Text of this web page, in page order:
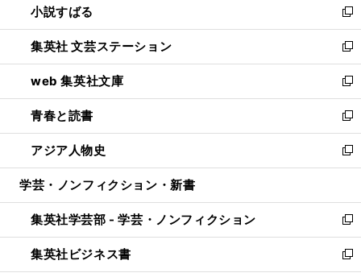
く
で
開
く
い
ウ
ィ
ン
ド
ウ
で
開
く
小説すばる
新
し
い
ウ
ィ
ン
ド
ウ
で
開
集英社 文芸ステーション
新
し
い
ウ
ィ
ン
ド
ウ
開
く
web 集英社文庫
新
し
い
ウ
ィ
ン
ウ
で
開
く
青春と読書
新
し
い
ウ
ン
ド
ウ
で
アジア人物史
新
し
ウ
ィ
ン
ド
学芸・ノンフィクション・新書
集英社学芸部 - 学芸・ノンフィクション
新
し
い
集英社ビジネス書
新